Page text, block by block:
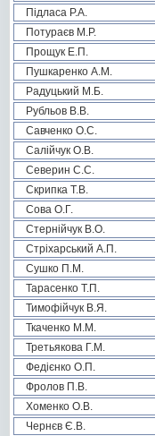
Підласа Р.А.
Потураєв М.Р.
Прощук Е.П.
Пушкаренко А.М.
Радуцький М.Б.
Рубльов В.В.
Савченко О.С.
Салійчук О.В.
Северин С.С.
Скрипка Т.В.
Сова О.Г.
Стернійчук В.О.
Стріхарський А.П.
Сушко П.М.
Тарасенко Т.П.
Тимофійчук В.Я.
Ткаченко М.М.
Третьякова Г.М.
Федієнко О.П.
Фролов П.В.
Хоменко О.В.
Чернєв Є.В.